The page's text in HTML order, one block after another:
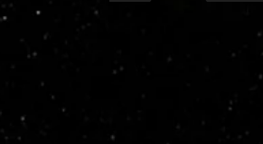
https://eve-web-user-